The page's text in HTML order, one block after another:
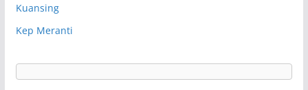
Kuansing
Kep Meranti